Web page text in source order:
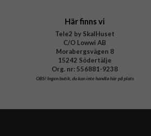
Här finns vi
Tele2 by SkalHuset
C/O Lowwi AB
Morabergsvägen 8
15242 Södertälje
Org. nr: 556881-9238
OBS!Ingen butik, du kan inte handla här på plats